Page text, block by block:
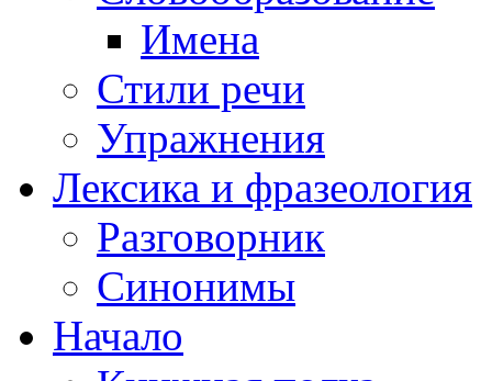
Имена
Стили речи
Упражнения
Лексика и фразеология
Разговорник
Синонимы
Начало